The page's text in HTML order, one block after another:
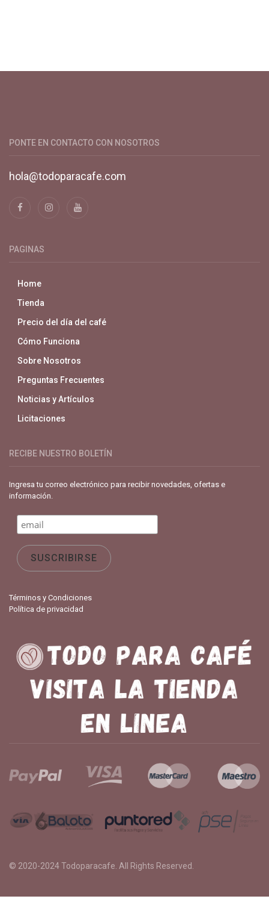
PONTE EN CONTACTO CON NOSOTROS
hola@todoparacafe.com
PAGINAS
Home
Tienda
Precio del día del café
Cómo Funciona
Sobre Nosotros
Preguntas Frecuentes
Noticias y Artículos
Licitaciones
RECIBE NUESTRO BOLETÍN
Ingresa tu correo electrónico para recibir novedades, ofertas e
información.
Términos y Condiciones
Política de privacidad
© 2020-2024Todoparacafe . All Rights Reserved.